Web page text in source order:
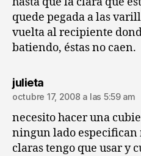
quede pegada a las
vuelta al recipiente
batiendo, éstas no caen.
julietadice:
octubre 17, 2008 a las 5:59 am
necesito hacer una
ningun lado especifican
claras tengo que usar y